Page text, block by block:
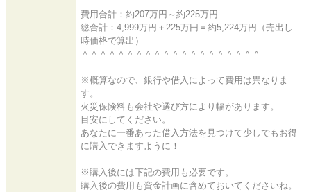
費用合計：約207万円～約225万円
総合計：4,999万円＋225万円＝約5,224万円（売出し
時価格で算出）
＾＾＾＾＾＾＾＾＾＾＾＾＾＾＾＾＾＾＾＾
※概算なので、銀行や借入によって費用は異なりま
す。
火災保険料も会社や選び方により幅があります。
目安にしてください。
あなたに一番あった借入方法を見つけて少しでもお得
に購入できますように！
※購入後には下記の費用も必要です。
購入後の費用も資金計画に含めておいてくださいね。